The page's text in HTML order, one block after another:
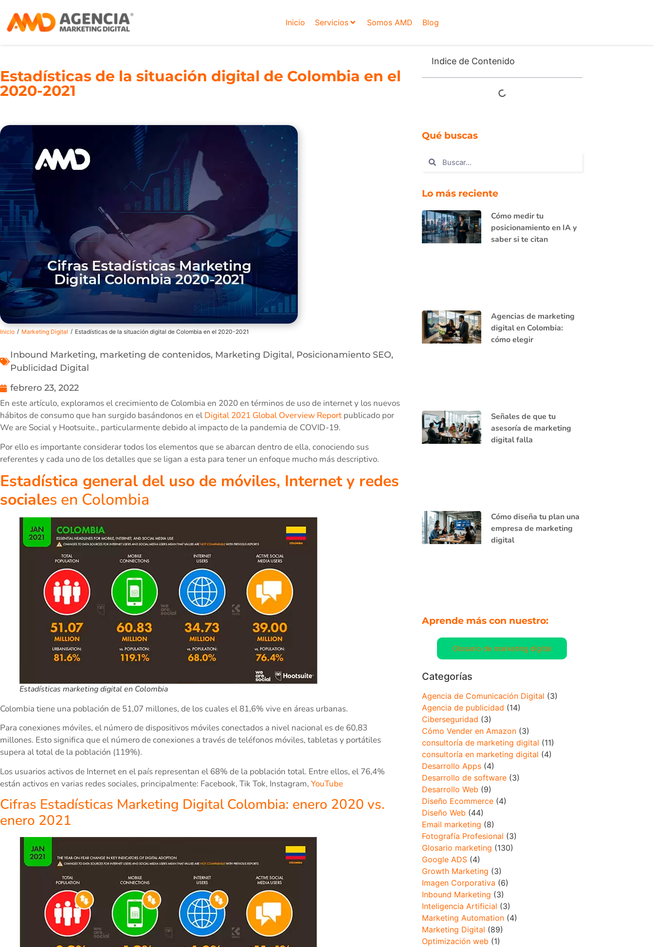
Inicio Servicios Somos AMD Blog
Estadísticas de la situación digital de Colombia en el
2020-2021
Inicio / Marketing Digital / Estadísticas de la situación digital de Colombia en el 2020-2021
Inbound Marketing, marketing de contenidos, Marketing Digital, Posicionamiento SEO,
Publicidad Digital
febrero 23, 2022
En este artículo, exploramos el crecimiento de Colombia en 2020 en términos de uso de internet y los nuevos
hábitos de consumo que han surgido basándonos en el Digital 2021 Global Overview Report publicado por
We are Social y Hootsuite., particularmente debido al impacto de la pandemia de COVID-19.
Por ello es importante considerar todos los elementos que se abarcan dentro de ella, conociendo sus
referentes y cada uno de los detalles que se ligan a esta para tener un enfoque mucho más descriptivo.
Estadística general del uso de móviles, Internet y redes
sociales en Colombia
Estadísticas marketing digital en Colombia
Colombia tiene una población de 51,07 millones, de los cuales el 81,6% vive en áreas urbanas.
Para conexiones móviles, el número de dispositivos móviles conectados a nivel nacional es de 60,83
millones. Esto significa que el número de conexiones a través de teléfonos móviles, tabletas y portátiles
supera al total de la población (119%).
Los usuarios activos de Internet en el país representan el 68% de la población total. Entre ellos, el 76,4%
están activos en varias redes sociales, principalmente: Facebook, Tik Tok, Instagram, YouTube
Cifras Estadísticas Marketing Digital Colombia: enero 2020 vs.
enero 2021
Indice de Contenido
Qué buscas
Lo más reciente
Cómo medir tu
posicionamiento en IA y
saber si te citan
Agencias de marketing
digital en Colombia:
cómo elegir
Señales de que tu
asesoría de marketing
digital falla
Cómo diseña tu plan una
empresa de marketing
digital
Aprende más con nuestro:
Glosario de marketing digital
Categorías
Agencia de Comunicación Digital (3)
Agencia de publicidad (14)
Ciberseguridad (3)
Cómo Vender en Amazon(3)
consultoría de marketing digital (11)
consultoría en marketing digital (4)
Desarrollo Apps(4)
Desarrollo de software(3)
Desarrollo Web (9)
Diseño Ecommerce(4)
Diseño Web (44)
Email marketing (8)
Fotografía Profesional (3)
Glosario marketing (130)
Google ADS(4)
Growth Marketing (3)
Imagen Corporativa (6)
Inbound Marketing (3)
Inteligencia Artificial (3)
Marketing Automation(4)
Marketing Digital (89)
Optimización web (1)